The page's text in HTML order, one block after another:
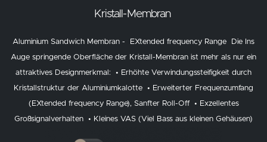
Kristall-Membran
Aluminium Sandwich Membran - EXtended frequency Range Die Ins
Auge springende Oberfläche der Kristall-Membran ist mehr als nur ein
attraktives Designmerkmal: • Erhöhte Verwindungssteifigkeit durch
Kristallstruktur der Aluminiumkalotte • Erweiterter Frequenzumfang
(EXtended frequency Range), Sanfter Roll-Off • Exzellentes
Großsignalverhalten • Kleines VAS (Viel Bass aus kleinen Gehäusen)